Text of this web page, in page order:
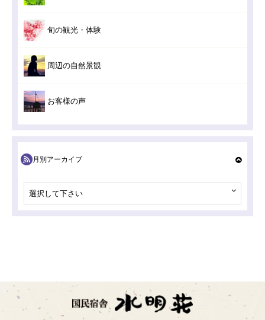
旬の観光・体験
周辺の自然景観
お客様の声
月別アーカイブ
選択して下さい